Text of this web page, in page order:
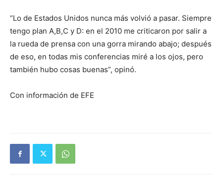
“Lo de Estados Unidos nunca más volvió a pasar. Siempre
tengo plan A,B,C y D: en el 2010 me criticaron por salir a
la rueda de prensa con una gorra mirando abajo; después
de eso, en todas mis conferencias miré a los ojos, pero
también hubo cosas buenas”, opinó.
Con información de EFE